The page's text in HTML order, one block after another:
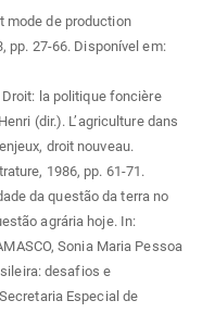
mode de production
pp. 27-66. Disponível em:
la politique foncière
(dir.). L’agriculture dans
droit nouveau.
1986, pp. 61-71.
da questão da terra no
agrária hoje. In:
Sonia Maria Pessoa
desafios e
Especial de